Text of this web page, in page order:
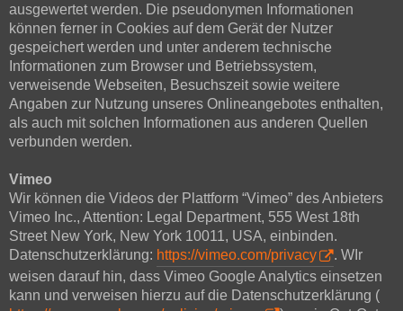
ausgewertet werden. Die pseudonymen Informationen
können ferner in Cookies auf dem Gerät der Nutzer
gespeichert werden und unter anderem technische
Informationen zum Browser und Betriebssystem,
verweisende Webseiten, Besuchszeit sowie weitere
Angaben zur Nutzung unseres Onlineangebotes enthalten,
als auch mit solchen Informationen aus anderen Quellen
verbunden werden.
Vimeo
Wir können die Videos der Plattform “Vimeo” des Anbieters
Vimeo Inc., Attention: Legal Department, 555 West 18th
Street New York, New York 10011, USA, einbinden.
Datenschutzerklärung: https://vimeo.com/privacy
. WIr
weisen darauf hin, dass Vimeo Google Analytics einsetzen
kann und verweisen hierzu auf die Datenschutzerklärung (